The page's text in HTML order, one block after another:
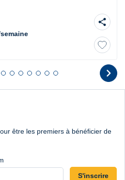
share
chevron_right
1 sur 10
2 sur 10
3 sur 10
Diapositive 4 sur 10
Diapositive 5 sur 10
Diapositive 6 sur 10
Diapositive 7 sur 10
Diapositive 8 sur 10
Diapositive 9 sur 10
Diapositive 10 sur 10
être les premiers à bénéficier de
S'inscrire